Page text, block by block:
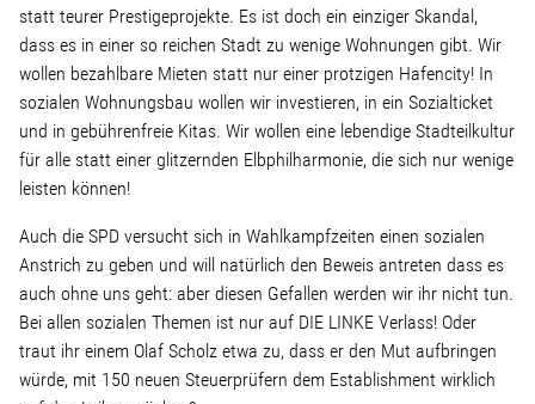
Kontakt
Team
Transparenz
Mediathek
Über mich
Lebenslauf
statt teurer Prestigeprojekte. Es ist doch ein einziger Skandal,
dass es in einer so reichen Stadt zu wenige Wohnungen gibt. Wir
wollen bezahlbare Mieten statt nur einer protzigen Hafencity! In
sozialen Wohnungsbau wollen wir investieren, in ein Sozialticket
und in gebührenfreie Kitas. Wir wollen eine lebendige Stadteilkultur
für alle statt einer glitzernden Elbphilharmonie, die sich nur wenige
leisten können!
Auch die SPD versucht sich in Wahlkampfzeiten einen sozialen
Anstrich zu geben und will natürlich den Beweis antreten dass es
auch ohne uns geht: aber diesen Gefallen werden wir ihr nicht tun.
Bei allen sozialen Themen ist nur auf DIE LINKE Verlass! Oder
traut ihr einem Olaf Scholz etwa zu, dass er den Mut aufbringen
würde, mit 150 neuen Steuerprüfern dem Establishment wirklich